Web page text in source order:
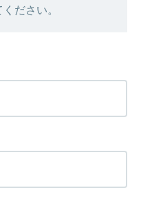
ださい。